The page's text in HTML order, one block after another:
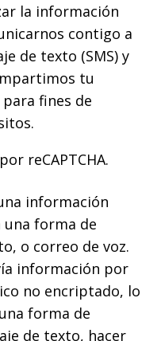
la información
contigo a
de texto (SMS) y
tu
fines de
reCAPTCHA.
información
una forma de
o correo de voz.
información por
no encriptado, lo
forma de
de texto, hacer